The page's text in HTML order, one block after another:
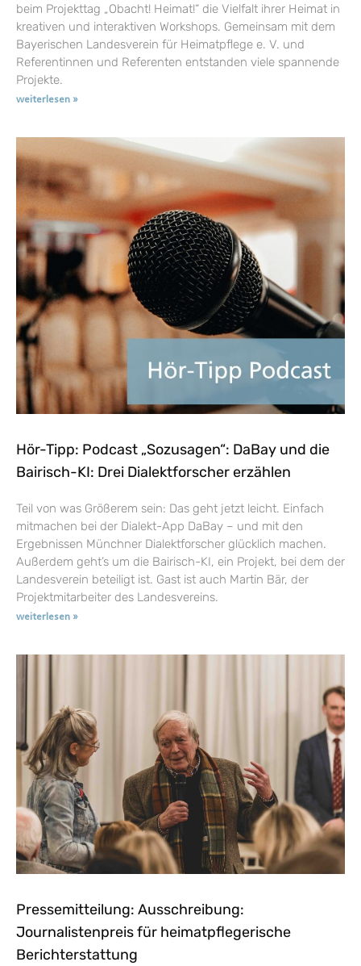
beim Projekttag „Obacht! Heimat!“ die Vielfalt ihrer Heimat in
kreativen und interaktiven Workshops. Gemeinsam mit dem
Bayerischen Landesverein für Heimatpflege e. V. und
Referentinnen und Referenten entstanden viele spannende
Projekte.
weiterlesen »
Hör-Tipp: Podcast „Sozusagen“: DaBay und die
Bairisch-KI: Drei Dialektforscher erzählen
Teil von was Größerem sein: Das geht jetzt leicht. Einfach
mitmachen bei der Dialekt-App DaBay – und mit den
Ergebnissen Münchner Dialektforscher glücklich machen.
Außerdem geht’s um die Bairisch-KI, ein Projekt, bei dem der
Landesverein beteiligt ist. Gast ist auch Martin Bär, der
Projektmitarbeiter des Landesvereins.
weiterlesen »
Pressemitteilung: Ausschreibung:
Journalistenpreis für heimatpflegerische
Berichterstattung